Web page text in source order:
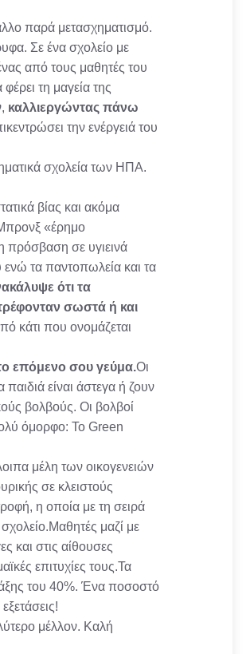
παρά μετασχηματισμό.
Σε ένα σχολείο με
από τους μαθητές του
τη μαγεία της
καλλιεργώντας πάνω
την ενέργειά του
σχολεία των ΗΠΑ.
βίας και ακόμα
Μπρονξ «έρημο
πρόσβαση σε υγιεινά
τα παντοπωλεία και τα
ότι τα
σωστά ή και
κάτι που ονομάζεται
το επόμενο σου γεύμα.Οι
είναι άστεγα ή ζουν
βολβούς. Οι βολβοί
όμορφο: Το Green
μέλη των οικογενειών
σε κλειστούς
η οποία με τη σειρά
μαζί με
και στις αίθουσες
επιτυχίες τους.Τα
του 40%. Ένα ποσοστό
μέλλον. Καλή